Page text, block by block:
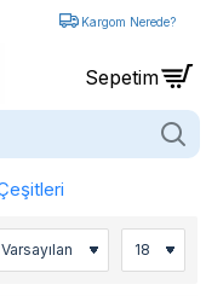
Kargom Nerede?